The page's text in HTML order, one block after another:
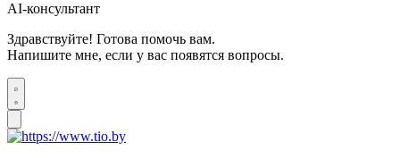
AI-консультант
Здравствуйте! Готова помочь вам.
Напишите мне, если у вас появятся вопросы.